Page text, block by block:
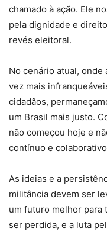
chamado à ação. Ele
pela dignidade e
revés eleitoral.
No cenário atual,
vez mais
cidadãos,
um Brasil mais justo.
não começou hoje e
contínuo e
As ideias e a
militância devem ser
um futuro melhor para
ser perdida, e a luta